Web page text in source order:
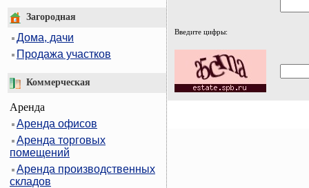
Загородная
Дома, дачи
Продажа участков
Коммерческая
Аренда
Аренда офисов
Аренда торговых
помещений
Аренда производственных
складов
Введите цифры: